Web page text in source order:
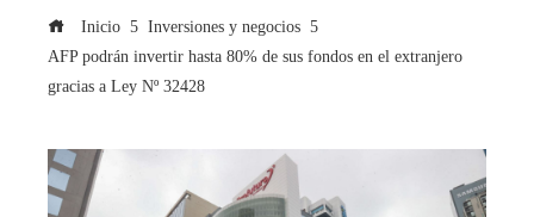
Inicio
Inversiones y negocios
AFP podrán invertir hasta 80% de sus fondos en el extranjero
gracias a Ley Nº 32428